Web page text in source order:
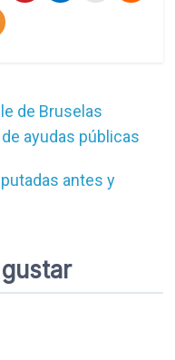
de Bruselas
ayudas públicas
antes y